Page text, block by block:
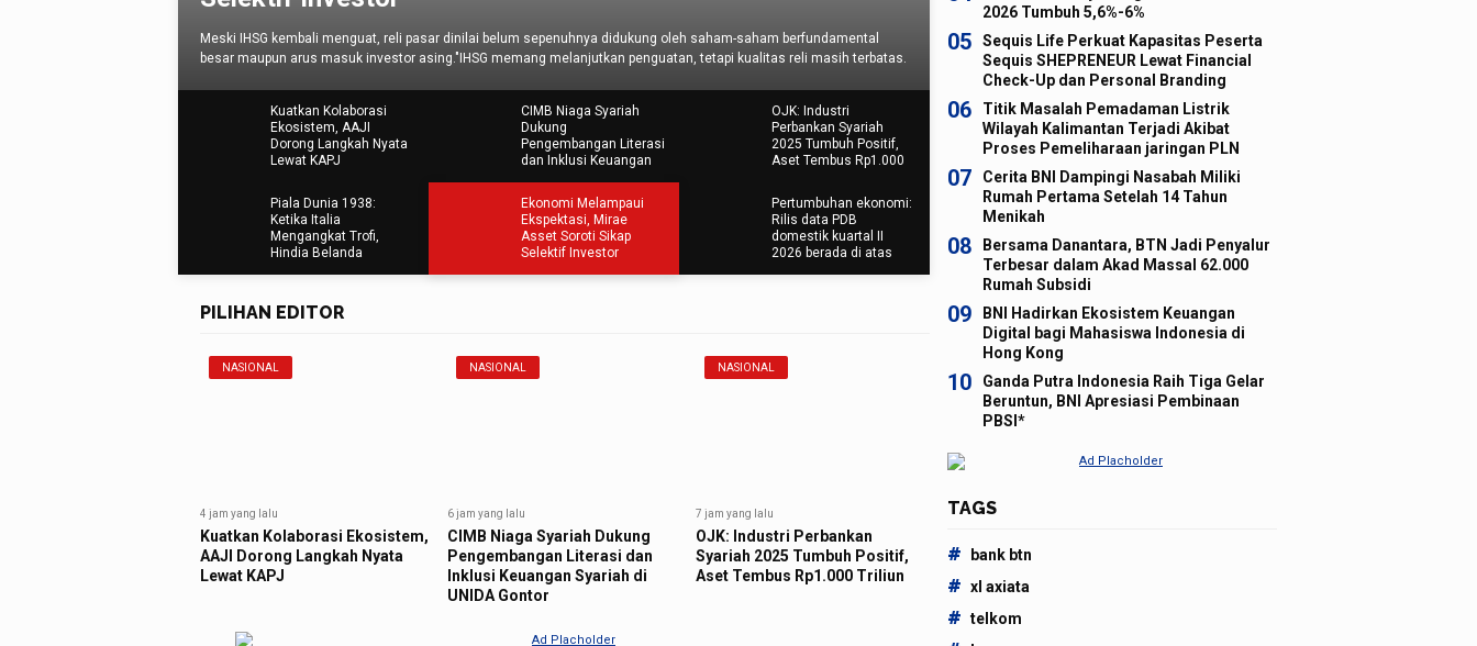
menguat, reli pasar dinilai belum sepenuhnya didukung oleh saham-saham berfundamental
masuk investor asing."IHSG memang melanjutkan penguatan, tetapi kualitas reli masih terbatas.
Pergerakan pasar didominasi saham yang menguat. Tercatat 296 saham naik, 87 saham turun, dan 580 saham
tidak mengalami perubahan harga.
Kuatkan Kolaborasi
Ekosistem, AAJI
Dorong Langkah Nyata
Lewat KAPJ
CIMB Niaga Syariah
Dukung
Pengembangan Literasi
dan Inklusi Keuangan
Gontor
OJK: Industri
Perbankan Syariah
2025 Tumbuh Positif,
Aset Tembus Rp1.000
Piala Dunia 1938:
Ketika Italia
Mengangkat Trofi,
Hindia Belanda
Ekonomi Melampaui
Ekspektasi, Mirae
Asset Soroti Sikap
Selektif Investor
Pertumbuhan ekonomi:
Rilis data PDB
domestik kuartal II
2026 berada di atas
PILIHAN EDITOR
NASIONAL
4 jam yang lalu
Kuatkan Kolaborasi Ekosistem,
AAJI Dorong Langkah Nyata
Lewat KAPJ
NASIONAL
6 jam yang lalu
CIMB Niaga Syariah Dukung
Pengembangan Literasi dan
Inklusi Keuangan Syariah di
UNIDA Gontor
NASIONAL
7 jam yang lalu
OJK: Industri Perbankan
Syariah 2025 Tumbuh Positif,
Aset Tembus Rp1.000 Triliun
2026 Tumbuh 5,6%-6%
05
Sequis Life Perkuat Kapasitas Peserta
Sequis SHEPRENEUR Lewat Financial
Check-Up dan Personal Branding
06
Titik Masalah Pemadaman Listrik
Wilayah Kalimantan Terjadi Akibat
Proses Pemeliharaan jaringan PLN
07
Cerita BNI Dampingi Nasabah Miliki
Rumah Pertama Setelah 14 Tahun
Menikah
08
Bersama Danantara, BTN Jadi Penyalur
Terbesar dalam Akad Massal 62.000
Rumah Subsidi
09
BNI Hadirkan Ekosistem Keuangan
Digital bagi Mahasiswa Indonesia di
Hong Kong
10
Ganda Putra Indonesia Raih Tiga Gelar
Beruntun, BNI Apresiasi Pembinaan
PBSI*
TAGS
# bank btn
# xl axiata
# telkom